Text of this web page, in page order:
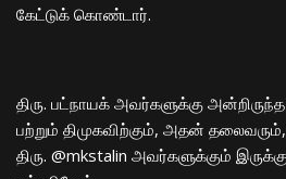
கேட்டுக் கொண்டார்.
திரு. பட்நாயக் அவர்களுக்கு
பற்றும் திமுகவிற்கும், அதன்
திரு. @mkstalin அவர்களுக்கும்